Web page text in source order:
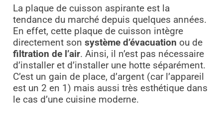
La plaque de cuisson aspirante est la
tendance du marché depuis quelques années.
En effet, cette plaque de cuisson intègre
directement son système d’évacuation ou de
filtration de l’air. Ainsi, il n’est pas nécessaire
d’installer et d’installer une hotte séparément.
C’est un gain de place, d’argent (car l’appareil
est un 2 en 1) mais aussi très esthétique dans
le cas d’une cuisine moderne.